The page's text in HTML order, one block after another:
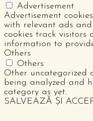
Advertisement
Advertisement
with relevant ads
cookies track visitors
information to
Others
Others
Other uncategorized
being analyzed and
category as yet.
SALVEAZĂ ȘI